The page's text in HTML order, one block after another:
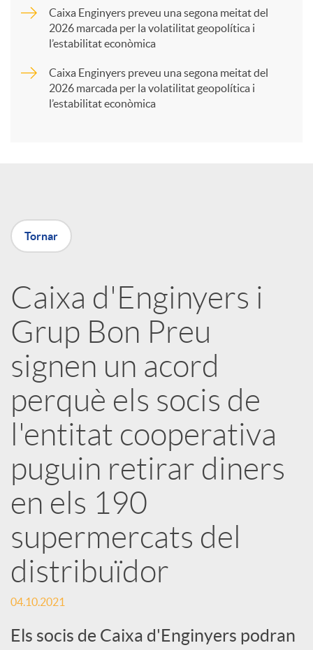
X
r
x
e
s
S
o
c
i
Caixa Enginyers preveu una segona meitat del
2026 marcada per la volatilitat geopolítica i
l’estabilitat econòmica
Caixa Enginyers preveu una segona meitat del
2026 marcada per la volatilitat geopolítica i
l’estabilitat econòmica
Tornar
Caixa d'Enginyers i
Grup Bon Preu
signen un acord
perquè els socis de
l'entitat cooperativa
puguin retirar diners
en els 190
supermercats del
distribuïdor
04.10.2021
Els socis de Caixa d'Enginyers podran